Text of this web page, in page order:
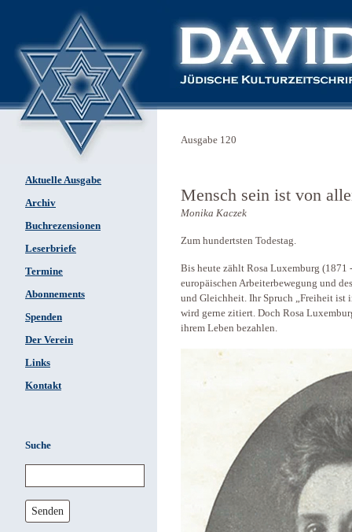
Aktuelle Ausgabe
Archiv
Buchrezensionen
Leserbriefe
Termine
Abonnements
Spenden
Der Verein
Links
Kontakt
Suche
Senden
Ausgabe 120
Mensch sein ist von
Monika Kaczek
Zum hundertsten Todestag.
Bis heute zählt Rosa Luxemburg
europäischen Arbeiterbewegung und
und Gleichheit. Ihr Spruch „Freiheit ist
wird gerne zitiert. Doch Rosa
ihrem Leben bezahlen.